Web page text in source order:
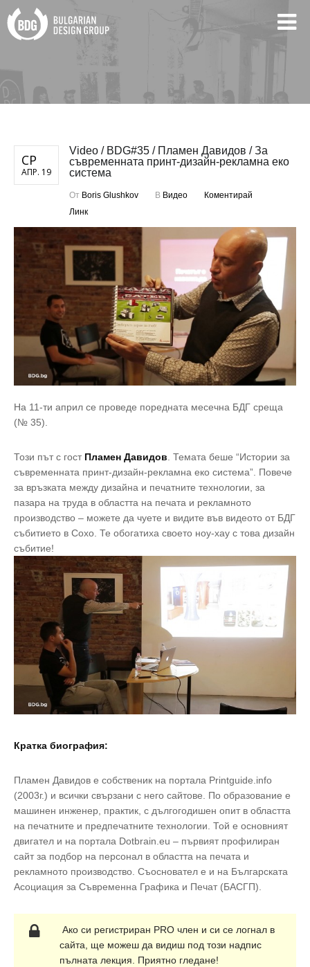
СР
АПР. 19
Video / BDG#35 / Пламен Давидов / За
съвременната принт-дизайн-рекламна еко
система
От Boris Glushkov В Видео
Коментирай
Линк
На 11-ти април се проведе поредната месечна БДГ среща
(№ 35).
Този път с гост Пламен Давидов . Темата беше “Истории за
съвременната принт-дизайн-рекламна еко система”. Повече
за връзката между дизайна и печатните технологии, за
пазара на труда в областта на печата и рекламното
производство – можете да чуете и видите във видеото от БДГ
събитието в Сохо. Те обогатиха своето ноу-хау с това дизайн
събитие!
Кратка биография:
Пламен Давидов е собственик на портала Printguide.info
(2003г.) и всички свързани с него сайтове. По образование е
машинен инженер, практик, с дългогодишен опит в областта
на печатните и предпечатните технологии. Той е основният
двигател и на портала Dotbrain.eu – първият профилиран
сайт за подбор на персонал в областта на печата и
рекламното производство. Съосновател е и на Българската
Асоциация за Съвременна Графика и Печат (БАСГП).
Ако си регистриран PRO член и си се логнал в
сайта, ще можеш да видиш под този надпис
пълната лекция. Приятно гледане!